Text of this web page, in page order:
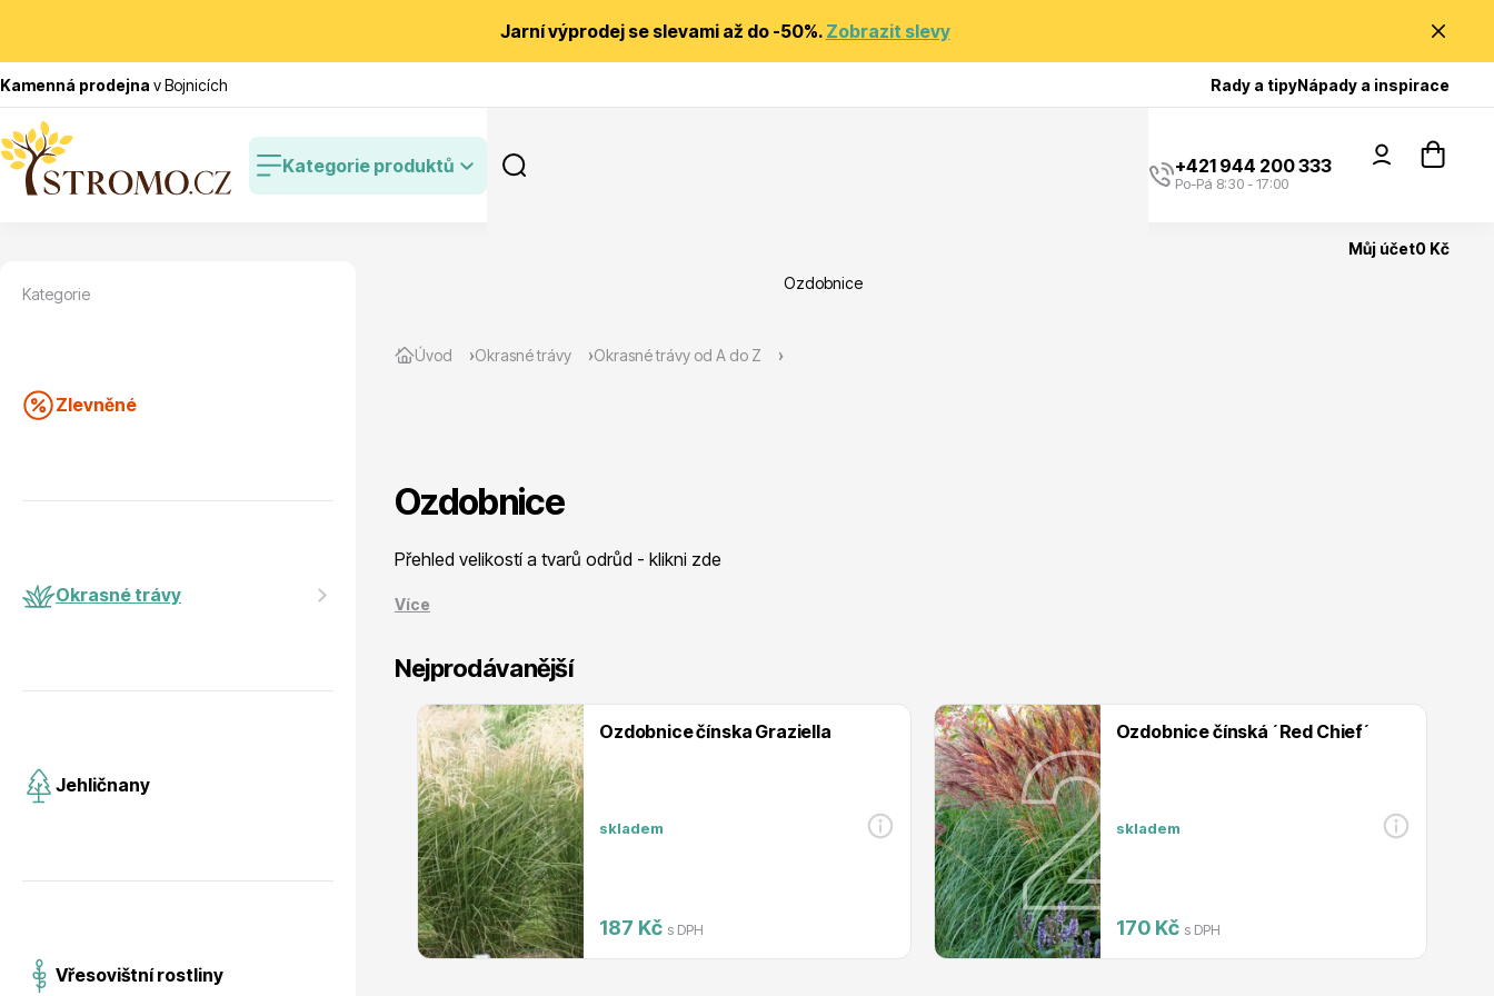
Jarní výprodej se slevami až do -50%. Zobrazit slevy
Kamenná prodejna v Bojnicích Rady a tipyNápady a inspirace
Kategorie produktů
Poradíme Vám?
+421 944 200 333
Po-Pá 8:30 - 17:00
Můj účet0 Kč
Cibuloviny
Nářadí, příslušenství
Postřiky, přípravky
Bylinky do kuchyně Bambusy
Dekorace
Úvod Okrasné trávy Okrasné trávy od A do Z
Ozdobnice
Ozdobnice
Přehled velikostí a tvarů odrůd - klikni zde
Více
Nejprodávanější
Ozdobnice čínska Graziella
skladem
187 Kč s DPH
Ozdobnice čínská ´Red Chief´
skladem
170 Kč s DPH
Kategorie
Zlevněné
Okrasné trávy
Jehličnany
Vřesovištní rostliny